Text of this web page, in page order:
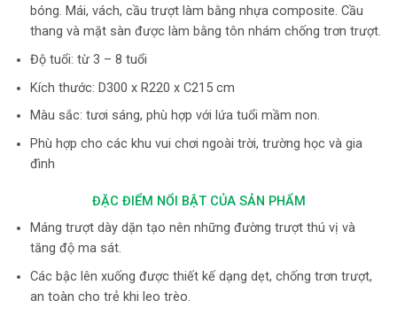
bóng. Mái, vách, cầu trượt làm bằng nhựa composite. Cầu
thang và mặt sàn được làm bằng tôn nhám chống trơn trượt.
Độ tuổi: từ 3 – 8 tuổi
Kích thước: D300 x R220 x C215 cm
Màu sắc: tươi sáng, phù hợp với lứa tuổi mầm non.
Phù hợp cho các khu vui chơi ngoài trời, trường học và gia
đình
ĐẶC ĐIỂM NỔI BẬT CỦA SẢN PHẨM
Máng trượt dày dặn tạo nên những đường trượt thú vị và
tăng độ ma sát.
Các bậc lên xuống được thiết kế dạng dẹt, chống trơn trượt,
an toàn cho trẻ khi leo trèo.